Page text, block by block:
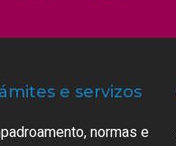
e servizos
normas e